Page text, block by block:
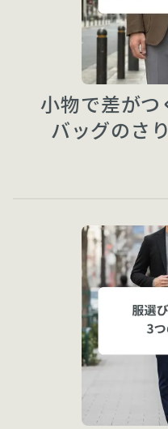
小物で差がつ
バッグのさ